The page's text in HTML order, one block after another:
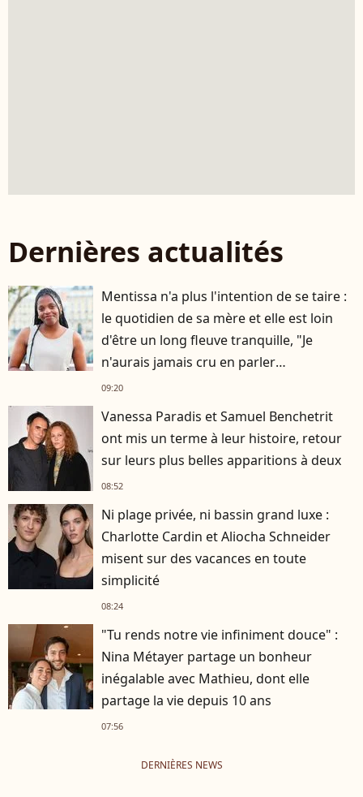
Dernières actualités
Mentissa n'a plus l'intention de se taire :
le quotidien de sa mère et elle est loin
d'être un long fleuve tranquille, "Je
n'aurais jamais cru en parler
publiquement"
09:20
Vanessa Paradis et Samuel Benchetrit
ont mis un terme à leur histoire, retour
sur leurs plus belles apparitions à deux
08:52
Ni plage privée, ni bassin grand luxe :
Charlotte Cardin et Aliocha Schneider
misent sur des vacances en toute
simplicité
08:24
"Tu rends notre vie infiniment douce" :
Nina Métayer partage un bonheur
inégalable avec Mathieu, dont elle
partage la vie depuis 10 ans
07:56
DERNIÈRES NEWS